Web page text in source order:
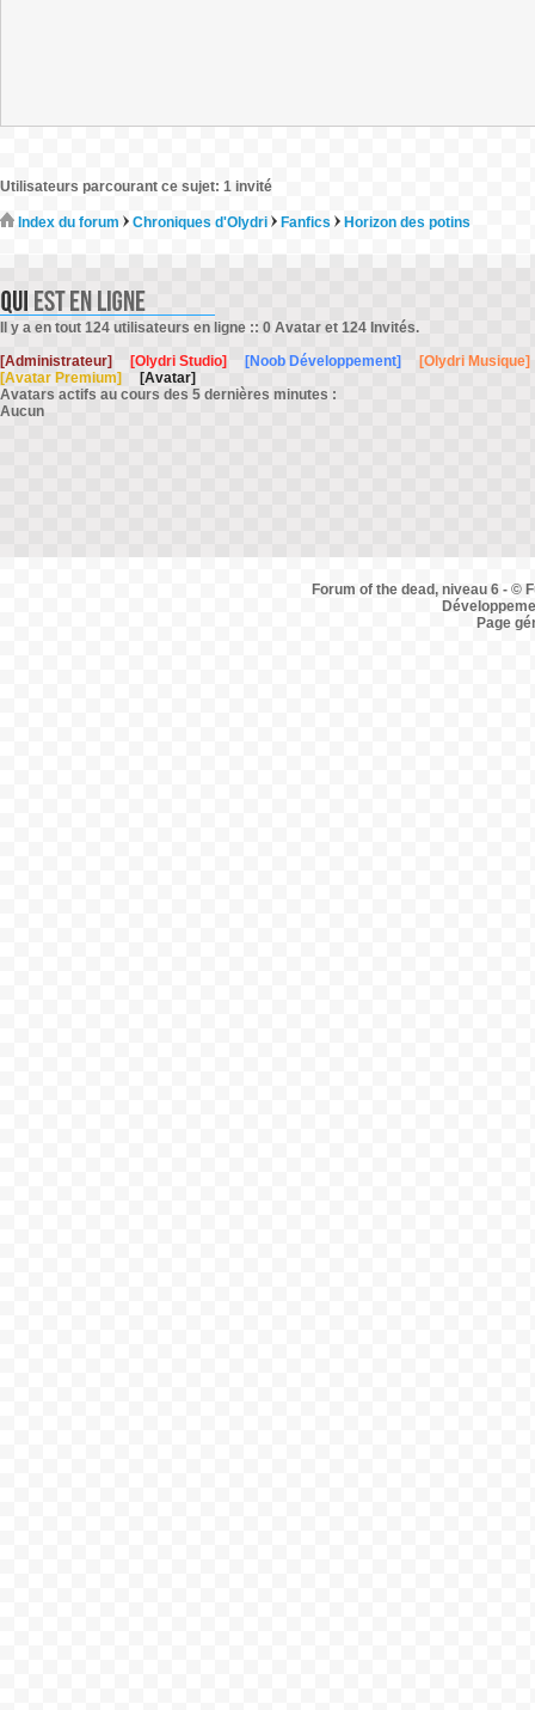
Utilisateurs parcourant ce sujet: 1 invité
Index du forum Chroniques d'Olydri Fanfics Horizon des potins
Il y a en tout 124 utilisateurs en ligne :: 0 Avatar et 124 Invités.
[Administrateur]
[Olydri Studio] [Noob Développement]
[Olydri Musique]
[Avatar Premium]
[Avatar]
Avatars actifs au cours des 5 dernières minutes :
Aucun
Forum of the dead, niveau 6 - ©
Page